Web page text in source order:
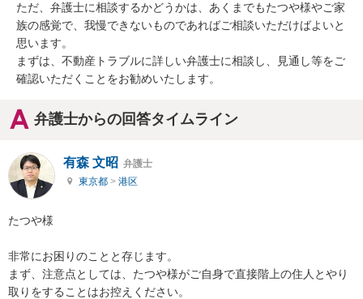
ただ、弁護士に相談するかどうかは、あくまでもたつや様やご家
族の感覚で、我慢できないものであればご相談いただけばよいと
思います。
まずは、不動産トラブルに詳しい弁護士に相談し、見通し等をご
確認いただくことをお勧めいたします。
弁護士からの回答タイムライン
有森 文昭 弁護士
東京都 > 港区
たつや様
非常にお困りのことと存じます。
まず、注意点としては、たつや様がご自身で直接階上の住人とやり
取りをすることはお控えください。